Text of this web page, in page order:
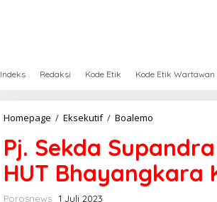
Indeks Redaksi Kode Etik Kode Etik Wartawan
Homepage / Eksekutif / Boalemo
.
S
e
k
Pj. Sekda
HUT Bhayangkara
Porosnews
1 Juli 2023